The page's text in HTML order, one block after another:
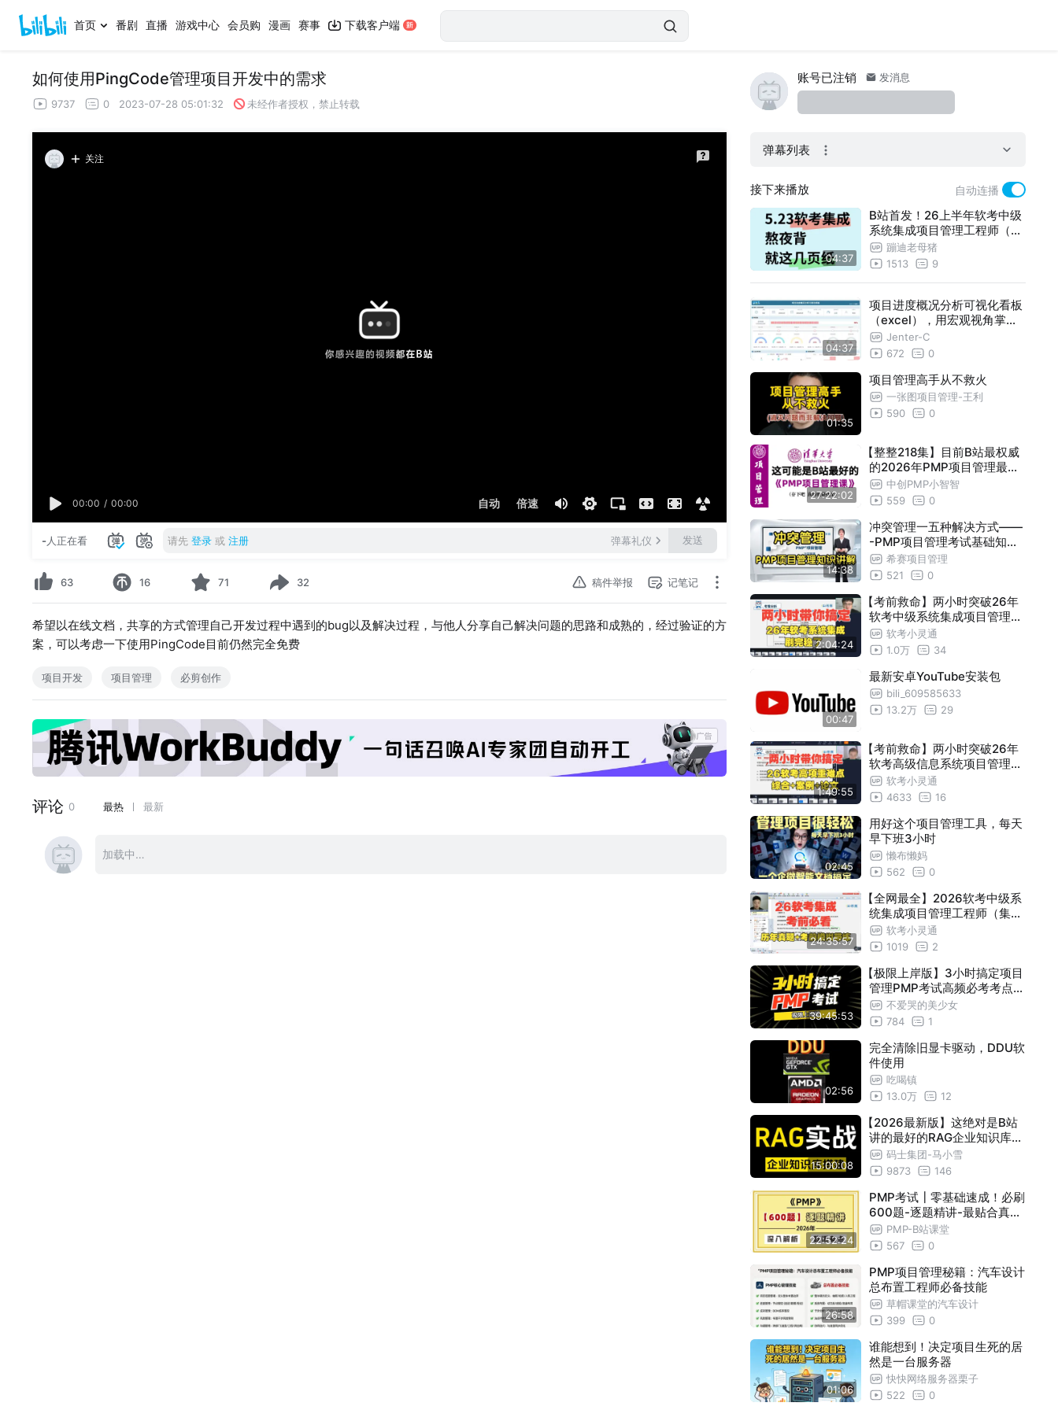
首页 番剧 直播 游戏中心 会员购 漫画 赛事 下载客户端
如何使用PingCode管理项目开发中的需求
9737 0 2023-07-28 05:01:32 未经作者授权，禁止转载
关注
00:00 / 00:00 自动 倍速
-人正在看 请先 登录 或 注册 弹幕礼仪 发送
63 16 71 32 稿件举报 记笔记
希望以在线文档，共享的方式管理自己开发过程中遇到的bug以及解决过程，与他人分享自己解决问题的思路和成熟的，经过验证的方
案，可以考虑一下使用PingCode目前仍然完全免费
项目开发 项目管理 必剪创作
账号已注销 发消息
弹幕列表
接下来播放 自动连播
04:37
B站首发！26上半年软考中级
系统集成项目管理工程师（集
成）「全网最牛」冲刺总结，
懒人上岸指南！5h背完上岸！
蹦迪老母猪
1513
9
04:37
项目进度概况分析可视化看板
（excel），用宏观视角掌握
项目全生命周期运作
Jenter-C
672
0
01:35
项目管理高手从不救火
一张图项目管理-王利
590
0
27:22:02
【整整218集】目前B站最权威
的2026年PMP项目管理最新
课程精讲视频，全程干货无废
话，项目管理小白看完这一套
考资料分享
中创PMP小智智
559
0
14:38
冲突管理一五种解决方式——
-PMP项目管理考试基础知识
点讲解短视频~
希赛项目管理
521
0
2:04:24
【考前救命】两小时突破26年
软考中级系统集成项目管理工
程师（集成）重难点！至少提
分20+！附冲刺重点文档直接
软考小灵通
1.0万
34
00:47
最新安卓YouTube安装包
bili_609585633
13.2万
29
1:49:55
【考前救命】两小时突破26年
软考高级信息系统项目管理师
（高项）重难点！至少提分20
+！附冲刺重点文档直接背！
软考小灵通
4633
16
02:45
用好这个项目管理工具，每天
早下班3小时
懒布懒妈
562
0
24:35:57
【全网最全】2026软考中级系
统集成项目管理工程师（集成
）考前必刷历年真题+考前模
拟卷带练，刷完稳稳上岸！
软考小灵通
1019
2
39:45:53
【极限上岸版】3小时搞定项目
管理PMP考试高频必考考点！
（核心考点 |冲刺密卷 | 冲刺
备考资料分享）
不爱哭的美少女
784
1
02:56
完全清除旧显卡驱动，DDU软
件使用
吃喝镇
13.0万
12
15:00:08
【2026最新版】这绝对是B站
讲的最好的RAG企业知识库教
程，手把手教你RAG企业级实
战案例，比付费效果强百倍，
码士集团-马小雪
9873
146
22:52:24
PMP考试┃零基础速成！必刷
600题-逐题精讲-最贴合真题
难度！从易到难，多种解法，
举一反三（持续更新中~）
PMP-B站课堂
567
0
26:58
PMP项目管理秘籍：汽车设计
总布置工程师必备技能
草帽课堂的汽车设计
399
0
01:06
谁能想到！决定项目生死的居
然是一台服务器
快快网络服务器栗子
522
0